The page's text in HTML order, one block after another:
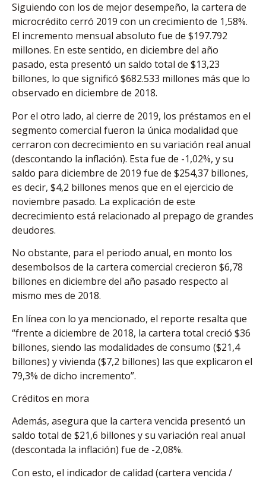
Siguiendo con los de mejor desempeño, la cartera de
microcrédito cerró 2019 con un crecimiento de 1,58%.
El incremento mensual absoluto fue de $197.792
millones. En este sentido, en diciembre del año
pasado, esta presentó un saldo total de $13,23
billones, lo que significó $682.533 millones más que lo
observado en diciembre de 2018.
Por el otro lado, al cierre de 2019, los préstamos en el
segmento comercial fueron la única modalidad que
cerraron con decrecimiento en su variación real anual
(descontando la inflación). Esta fue de -1,02%, y su
saldo para diciembre de 2019 fue de $254,37 billones,
es decir, $4,2 billones menos que en el ejercicio de
noviembre pasado. La explicación de este
decrecimiento está relacionado al prepago de grandes
deudores.
No obstante, para el periodo anual, en monto los
desembolsos de la cartera comercial crecieron $6,78
billones en diciembre del año pasado respecto al
mismo mes de 2018.
En línea con lo ya mencionado, el reporte resalta que
“frente a diciembre de 2018, la cartera total creció $36
billones, siendo las modalidades de consumo ($21,4
billones) y vivienda ($7,2 billones) las que explicaron el
79,3% de dicho incremento”.
Créditos en mora
Además, asegura que la cartera vencida presentó un
saldo total de $21,6 billones y su variación real anual
(descontada la inflación) fue de -2,08%.
Con esto, el indicador de calidad (cartera vencida /